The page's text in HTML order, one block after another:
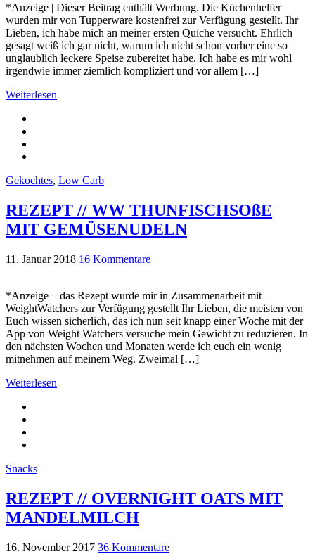
*Anzeige | Dieser Beitrag enthält Werbung. Die Küchenhelfer
wurden mir von Tupperware kostenfrei zur Verfügung gestellt. Ihr
Lieben, ich habe mich an meiner ersten Quiche versucht. Ehrlich
gesagt weiß ich gar nicht, warum ich nicht schon vorher eine so
unglaublich leckere Speise zubereitet habe. Ich habe es mir wohl
irgendwie immer ziemlich kompliziert und vor allem […]
Weiterlesen
Gekochtes, Low Carb
REZEPT // WW THUNFISCHSOßE
MIT GEMÜSENUDELN
11. Januar 2018 16 Kommentare
*Anzeige – das Rezept wurde mir in Zusammenarbeit mit
WeightWatchers zur Verfügung gestellt Ihr Lieben, die meisten von
Euch wissen sicherlich, das ich nun seit knapp einer Woche mit der
App von Weight Watchers versuche mein Gewicht zu reduzieren. In
den nächsten Wochen und Monaten werde ich euch ein wenig
mitnehmen auf meinem Weg. Zweimal […]
Weiterlesen
Snacks
REZEPT // OVERNIGHT OATS MIT
MANDELMILCH
16. November 2017 36 Kommentare